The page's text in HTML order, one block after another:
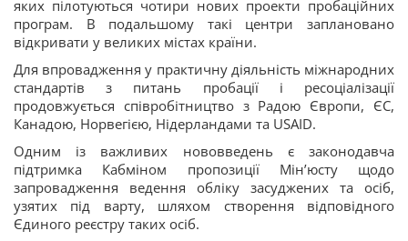
яких пілотуються чотири нових проекти пробаційних
програм. В подальшому такі центри заплановано
відкривати у великих містах країни.
Для впровадження у практичну діяльність міжнародних
стандартів з питань пробації і ресоціалізації
продовжується співробітництво з Радою Європи, ЄС,
Канадою, Норвегією, Нідерландами та USAID.
Одним із важливих нововведень є законодавча
підтримка Кабміном пропозиції Мін’юсту щодо
запровадження ведення обліку засуджених та осіб,
узятих під варту, шляхом створення відповідного
Єдиного реєстру таких осіб.